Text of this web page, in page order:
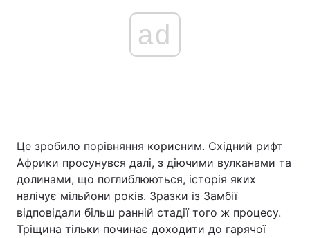
ad
Це зробило порівняння корисним. Східний рифт
Африки просунувся далі, з діючими вулканами та
долинами, що поглиблюються, історія яких
налічує мільйони років. Зразки із Замбії
відповідали більш ранній стадії того ж процесу.
Тріщина тільки починає доходити до гарячої